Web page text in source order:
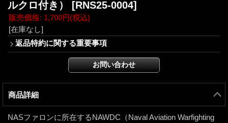
ルクロ付き） [RNS25-0004]
販売価格: 1,700円(税込)
[在庫なし]
返品特約に関する重要事項
商品詳細
NASファロンに所在するNAWDC（Naval Aviation Warfighting